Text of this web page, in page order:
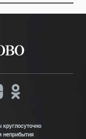
неприбытия